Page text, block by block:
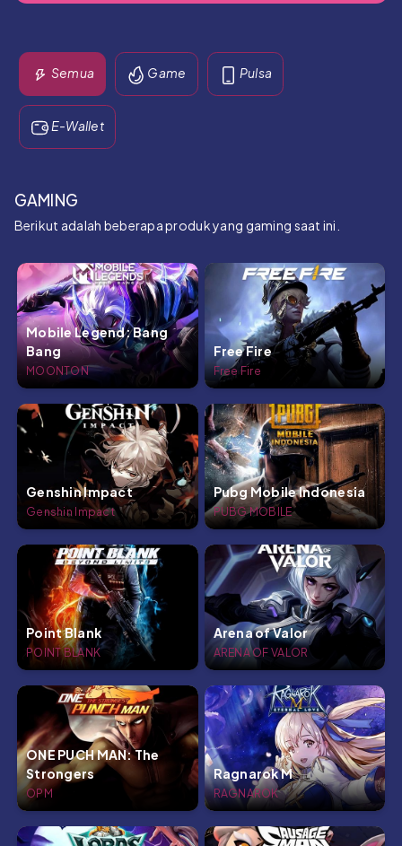
Semua Game Pulsa
E-Wallet
GAMING
Berikut adalah beberapa produk yang gaming saat ini.
Mobile Legend: Bang
Bang
MOONTON
Free Fire
Free Fire
Genshin Impact
Genshin Impact
Pubg Mobile Indonesia
PUBG MOBILE
Point Blank
POINT BLANK
Arena of Valor
ARENA OF VALOR
ONE PUCH MAN: The
Strongers
OPM
Ragnarok M
RAGNAROK